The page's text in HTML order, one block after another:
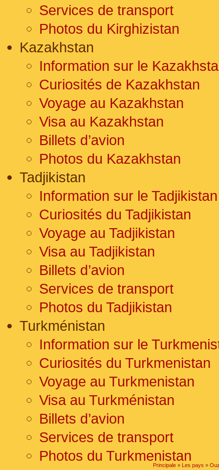
Services de transport
Photos du Kirghizistan
Kazakhstan
Information sur le
Curiosités de Kazakhstan
Voyage au Kazakhstan
Visa au Kazakhstan
Billets d’avion
Photos du Kazakhstan
Tadjikistan
Information sur le Tadjikistan
Curiosités du Tadjikistan
Voyage au Tadjikistan
Visa au Tadjikistan
Billets d’avion
Services de transport
Photos du Tadjikistan
Turkménistan
Information sur le
Curiosités du Turkmenistan
Voyage au Turkmenistan
Visa au Turkménistan
Billets d’avion
Services de transport
Photos du Turkmenistan
Principale » Les pays »